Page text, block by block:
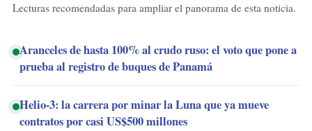
Lecturas recomendadas para ampliar el panorama de esta noticia.
Aranceles de hasta 100% al crudo ruso: el voto que pone a
prueba al registro de buques de Panamá
Helio-3: la carrera por minar la Luna que ya mueve
contratos por casi US$500 millones